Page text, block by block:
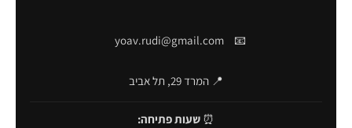
📧
yoav.rudi@gmail.com
📍 המרד 29, תל אביב
⏰ שעות פתיחה: